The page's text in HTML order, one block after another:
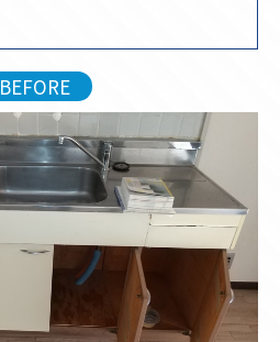
BEFORE